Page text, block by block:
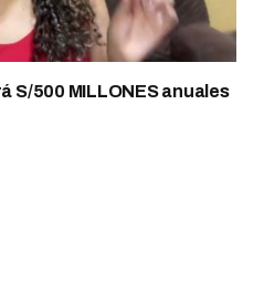
S/500 MILLONES anuales